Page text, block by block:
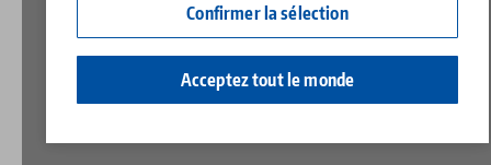
Confirmer la sélection
Acceptez tout le monde